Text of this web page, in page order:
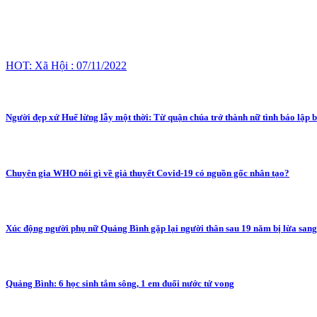
HOT: Xã Hội : 07/11/2022
Người đẹp xứ Huế lừng lẫy một thời: Từ quận chúa trở thành nữ tình báo lập
Chuyên gia WHO nói gì về giả thuyết Covid-19 có nguồn gốc nhân tạo?
Xúc động người phụ nữ Quảng Bình gặp lại người thân sau 19 năm bị lừa
Quảng Bình: 6 học sinh tắm sông, 1 em đuối nước tử vong